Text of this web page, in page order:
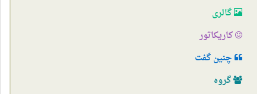
گالری
کاریکاتور
چنین گفت
گروه